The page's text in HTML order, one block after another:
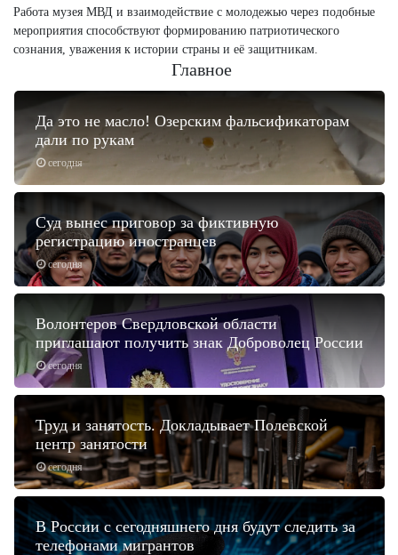
Работа музея МВД и взаимодействие с молодежью через подобные
мероприятия способствуют формированию патриотического
сознания, уважения к истории страны и её защитникам.
Главное
сегодня
Да это не масло! Озерским фальсификаторам
дали по рукам
сегодня
Суд вынес приговор за фиктивную
регистрацию иностранцев
сегодня
Волонтеров Свердловской области
приглашают получить знак Доброволец России
сегодня
Труд и занятость. Докладывает Полевской
центр занятости
В России с сегодняшнего дня будут следить за
телефонами мигрантов